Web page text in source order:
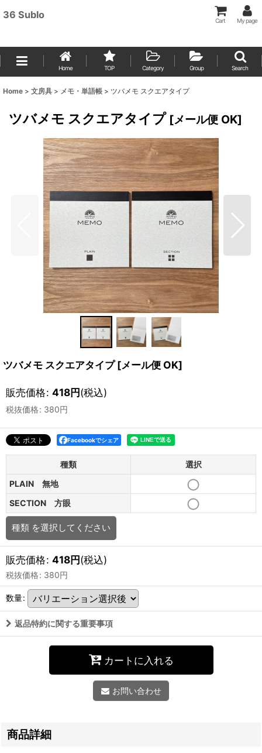
36 Sublo
Cart My page
Home TOP Category Group Search
Home > 文房具 > メモ・単語帳 > ツバメモ スクエアタイプ
ツバメモ スクエアタイプ [メール便 OK]
ツバメモ スクエアタイプ [メール便 OK]
販売価格: 418円(税込)
税抜価格: 380円
Facebookでシェア
種類
選択
PLAIN 無地
SECTION 方眼
種類 を選択してください
販売価格: 418円(税込)
税抜価格: 380円
数量:
返品特約に関する重要事項
カートに入れる
お問い合わせ
商品詳細